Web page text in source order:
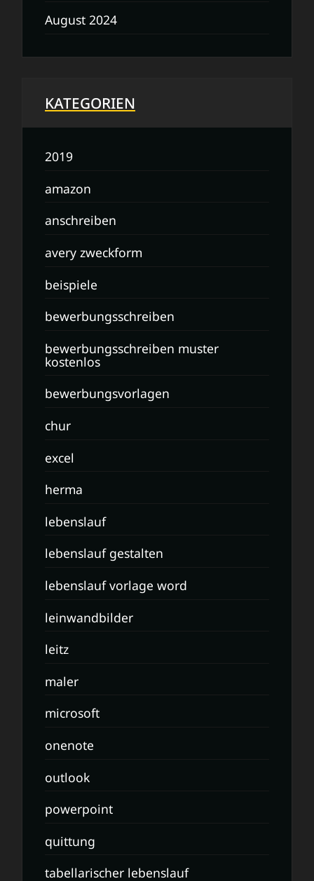
August 2024
KATEGORIEN
2019
amazon
anschreiben
avery zweckform
beispiele
bewerbungsschreiben
bewerbungsschreiben muster
kostenlos
bewerbungsvorlagen
chur
excel
herma
lebenslauf
lebenslauf gestalten
lebenslauf vorlage word
leinwandbilder
leitz
maler
microsoft
onenote
outlook
powerpoint
quittung
tabellarischer lebenslauf